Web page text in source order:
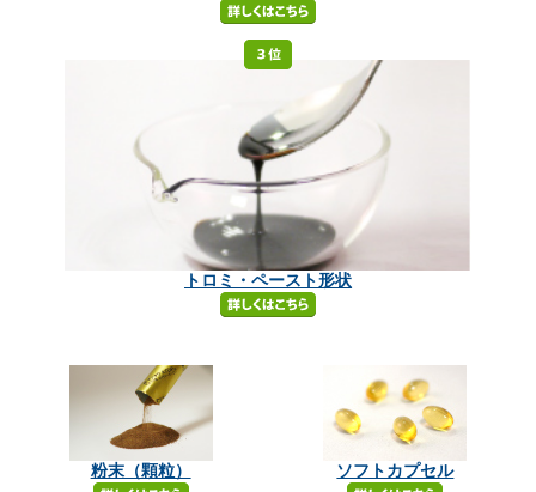
トロミ・ペースト形状
粉末（顆粒） ソフトカプセル